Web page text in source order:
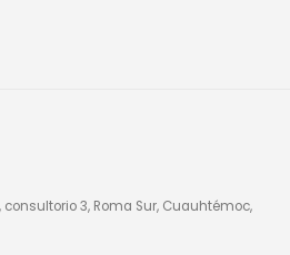
consultorio 3, Roma Sur, Cuauhtémoc,